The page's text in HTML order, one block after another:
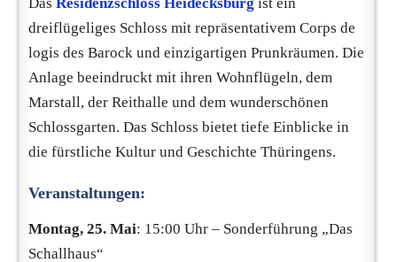
dreiflügeliges Schloss mit repräsentativem Corps de
logis des Barock und einzigartigen Prunkräumen. Die
Anlage beeindruckt mit ihren Wohnflügeln, dem
Marstall, der Reithalle und dem wunderschönen
Schlossgarten. Das Schloss bietet tiefe Einblicke in
die fürstliche Kultur und Geschichte Thüringens.
Veranstaltungen:
Montag, 25. Mai: 15:00 Uhr – Sonderführung „Das
Schallhaus“